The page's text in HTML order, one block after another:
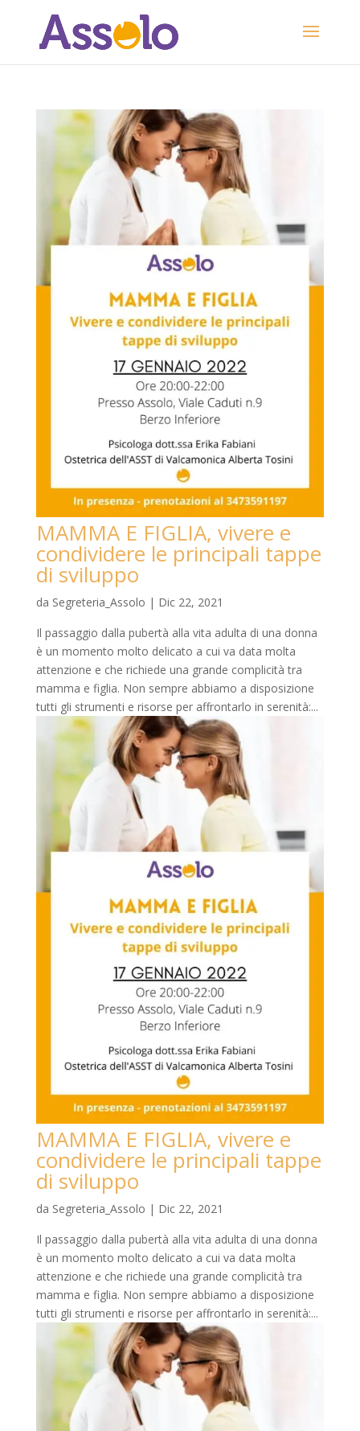
MAMMA E FIGLIA, vivere e
condividere le principali tappe
di sviluppo
da Segreteria_Assolo | Dic 22, 2021
Il passaggio dalla pubertà alla vita adulta di una donna
è un momento molto delicato a cui va data molta
attenzione e che richiede una grande complicità tra
mamma e figlia. Non sempre abbiamo a disposizione
tutti gli strumenti e risorse per affrontarlo in serenità:...
MAMMA E FIGLIA, vivere e
condividere le principali tappe
di sviluppo
da Segreteria_Assolo | Dic 22, 2021
Il passaggio dalla pubertà alla vita adulta di una donna
è un momento molto delicato a cui va data molta
attenzione e che richiede una grande complicità tra
mamma e figlia. Non sempre abbiamo a disposizione
tutti gli strumenti e risorse per affrontarlo in serenità:...